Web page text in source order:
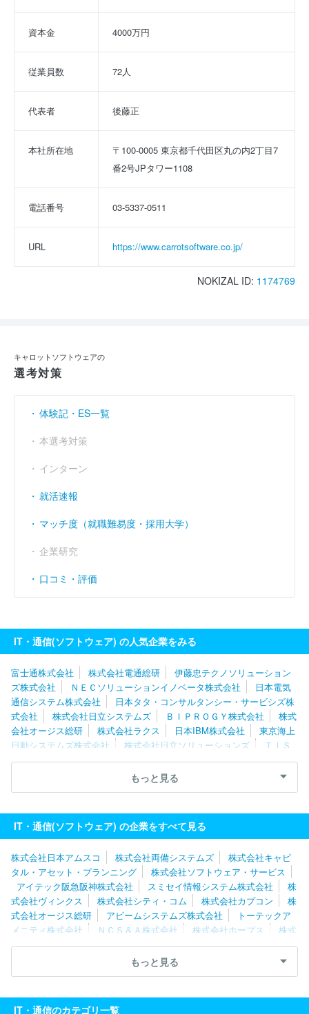
資本金 4000万円
従業員数 72人
代表者 後藤正
本社所在地
〒100-0005 東京都千代田区丸の内2丁目7
番2号JPタワー1108
電話番号 03-5337-0511
URL https://www.carrotsoftware.co.jp/
NOKIZAL ID: 1174769
キャロットソフトウェアの
選考対策
体験記・ES一覧
本選考対策
インターン
就活速報
マッチ度（就職難易度・採用大学）
企業研究
口コミ・評価
IT・通信(ソフトウェア) の人気企業をみる
富士通株式会社 株式会社電通総研
伊藤忠テクノソリューション
ズ株式会社
ＮＥＣソリューションイノベータ株式会社
日本電気
通信システム株式会社
日本タタ・コンサルタンシー・サービシズ株
式会社
株式会社日立システムズ ＢＩＰＲＯＧＹ株式会社
株式
会社オージス総研
株式会社ラクス 日本IBM株式会社
東京海上
日動システムズ株式会社
株式会社日立ソリューションズ
ＴＩＳ
株式会社
ＳＣＳＫ株式会社 ネットワンシステムズ株式会社
キ
ヤノンＩＴソリューションズ株式会社
株式会社
株式会社ＪＳＯＬ 株式会社カプコン
株式会社テクノ
スジャパン
エフサステクノロジーズ株式会社
もっと見る
IT・通信(ソフトウェア) の企業をすべて見る
株式会社日本アムスコ 株式会社両備システムズ
株式会社キャピ
タル・アセット・プランニング
株式会社ソフトウェア・サービス
アイテック阪急阪神株式会社
スミセイ情報システム株式会社
株
式会社ヴィンクス
株式会社シティ・コム 株式会社カプコン
株
式会社オージス総研
アビームシステムズ株式会社
トーテックア
メニティ株式会社
ＮＣＳ＆Ａ株式会社 株式会社ホープス
株式
会社日立産業制御ソリューションズ
株式会社エスピック
株式会
株式会社大塚商会
エフサステクノロジーズ株式会社
鉄日立システムソリューションズ株式会社
株式会社日立ソリューシ
もっと見る
IT・通信のカテゴリ一覧